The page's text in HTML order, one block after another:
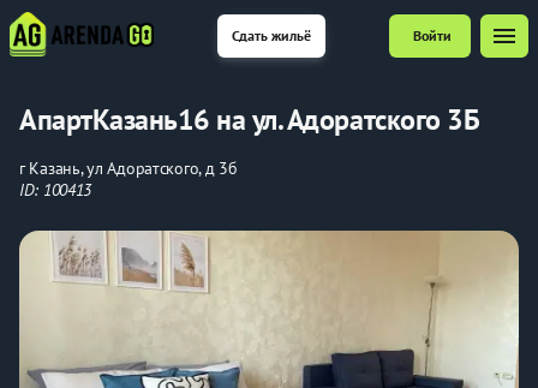
Сдать жильё Войти menu
АпартКазань16 на ул. Адоратского 3Б
г Казань, ул Адоратского, д 3б
ID: 100413